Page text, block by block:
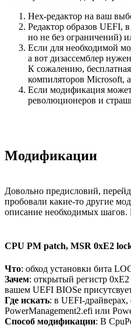
Hex-редактор на ваш
Редактор образов UEFI,
но не без ограничений)
Если для необходимой
а вот дизассемблер
К сожалению,
компиляторов Microsoft,
Если модификация
революционеров и
Модификации
Довольно предисловий,
пробовали какие-то другие
описание необходимых шагов.
CPU PM patch, MSR 0xE2
Что: обход установки бита
Зачем: открытый регистр
вашем UEFI BIOSе
Где искать: в UEFI-
PowerManagement2.efi или
Способ модификации: В